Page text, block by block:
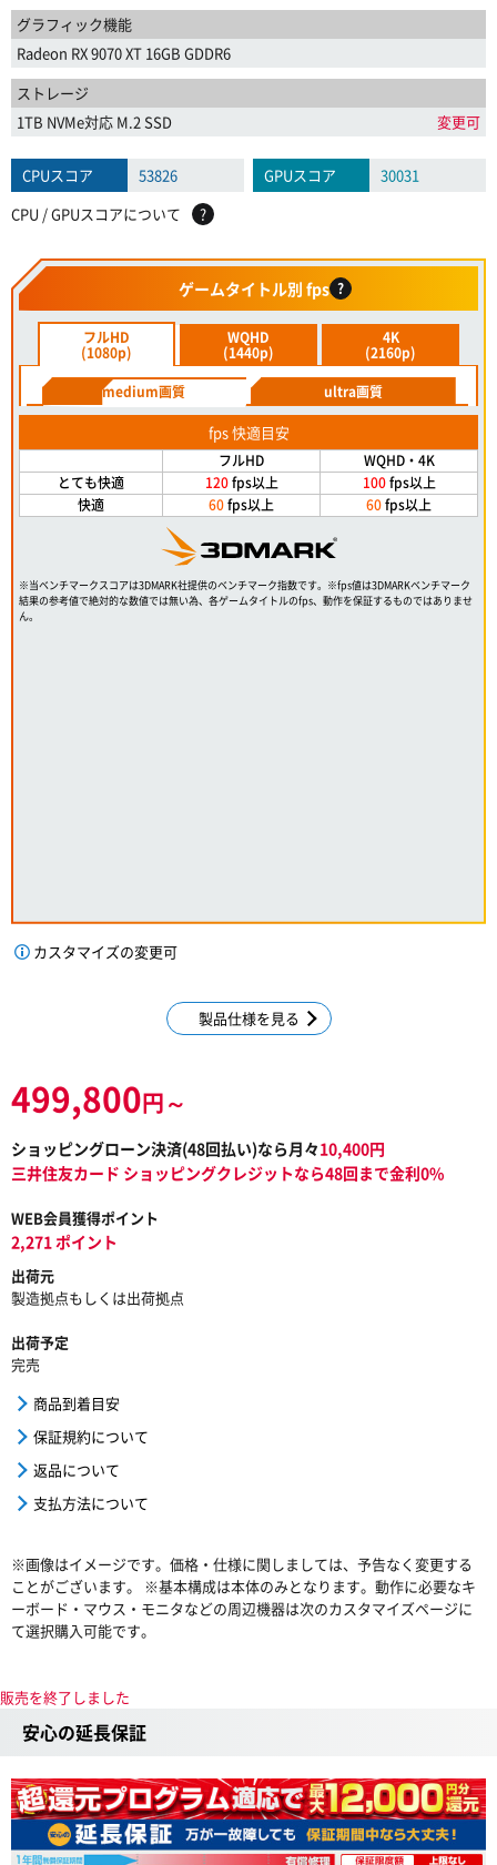
グラフィック機能
Radeon RX 9070 XT 16GB GDDR6
ストレージ
1TB NVMe対応 M.2 SSD
変更可
CPUスコア 53826 GPUスコア
30031
CPU / GPUスコアについて
?
ゲームタイトル別 fps ?
フルHD
(1080p)
WQHD
(1440p)
4K
(2160p)
medium画質
ultra画質
fps 快適目安
フルHD
WQHD・4K
とても快適
120fps以上 100fps以上
快適
60fps以上 60fps以上
※当ベンチマークスコアは3DMARK社提供のベンチマーク指数です。※fps値は3DMARKベンチマーク
結果の参考値で絶対的な数値では無い為、各ゲームタイトルのfps、動作を保証するものではありませ
ん。
カスタマイズの変更可
製品仕様を見る
499,800円～
ショッピングローン決済(48回払い)なら月々10,400円
三井住友カード ショッピングクレジットなら48回まで金利0%
WEB会員獲得ポイント
2,271 ポイント
出荷元
製造拠点もしくは出荷拠点
出荷予定
完売
商品到着目安
保証規約について
返品について
支払方法について
※画像はイメージです。価格・仕様に関しましては、予告なく変更する
ことがございます。 ※基本構成は本体のみとなります。動作に必要なキ
ーボード・マウス・モニタなどの周辺機器は次のカスタマイズページに
て選択購入可能です。
販売を終了しました
安心の延長保証